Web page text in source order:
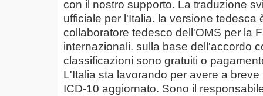
con il nostro supporto. La traduzione
ufficiale per l'Italia. la versione tedesca
collaboratore tedesco dell'OMS per la
internazionali. sulla base dell'accordo
classificazioni sono gratuiti o
L'Italia sta lavorando per avere a
ICD-10 aggiornato. Sono il